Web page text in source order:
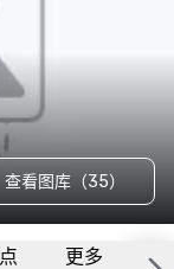
查看图库（35）
更多 常